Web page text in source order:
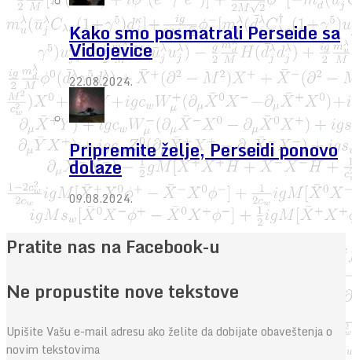
Kako smo posmatrali Perseide sa
Vidojevice
22.08.2024.
Pripremite želje, Perseidi ponovo
dolaze
09.08.2024.
Pratite nas na Facebook-u
Ne propustite nove tekstove
Upišite Vašu e-mail adresu ako želite da dobijate obaveštenja o
novim tekstovima